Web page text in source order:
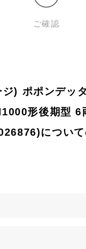
ご確認
) ポポンデッ
形後期型 6
につい